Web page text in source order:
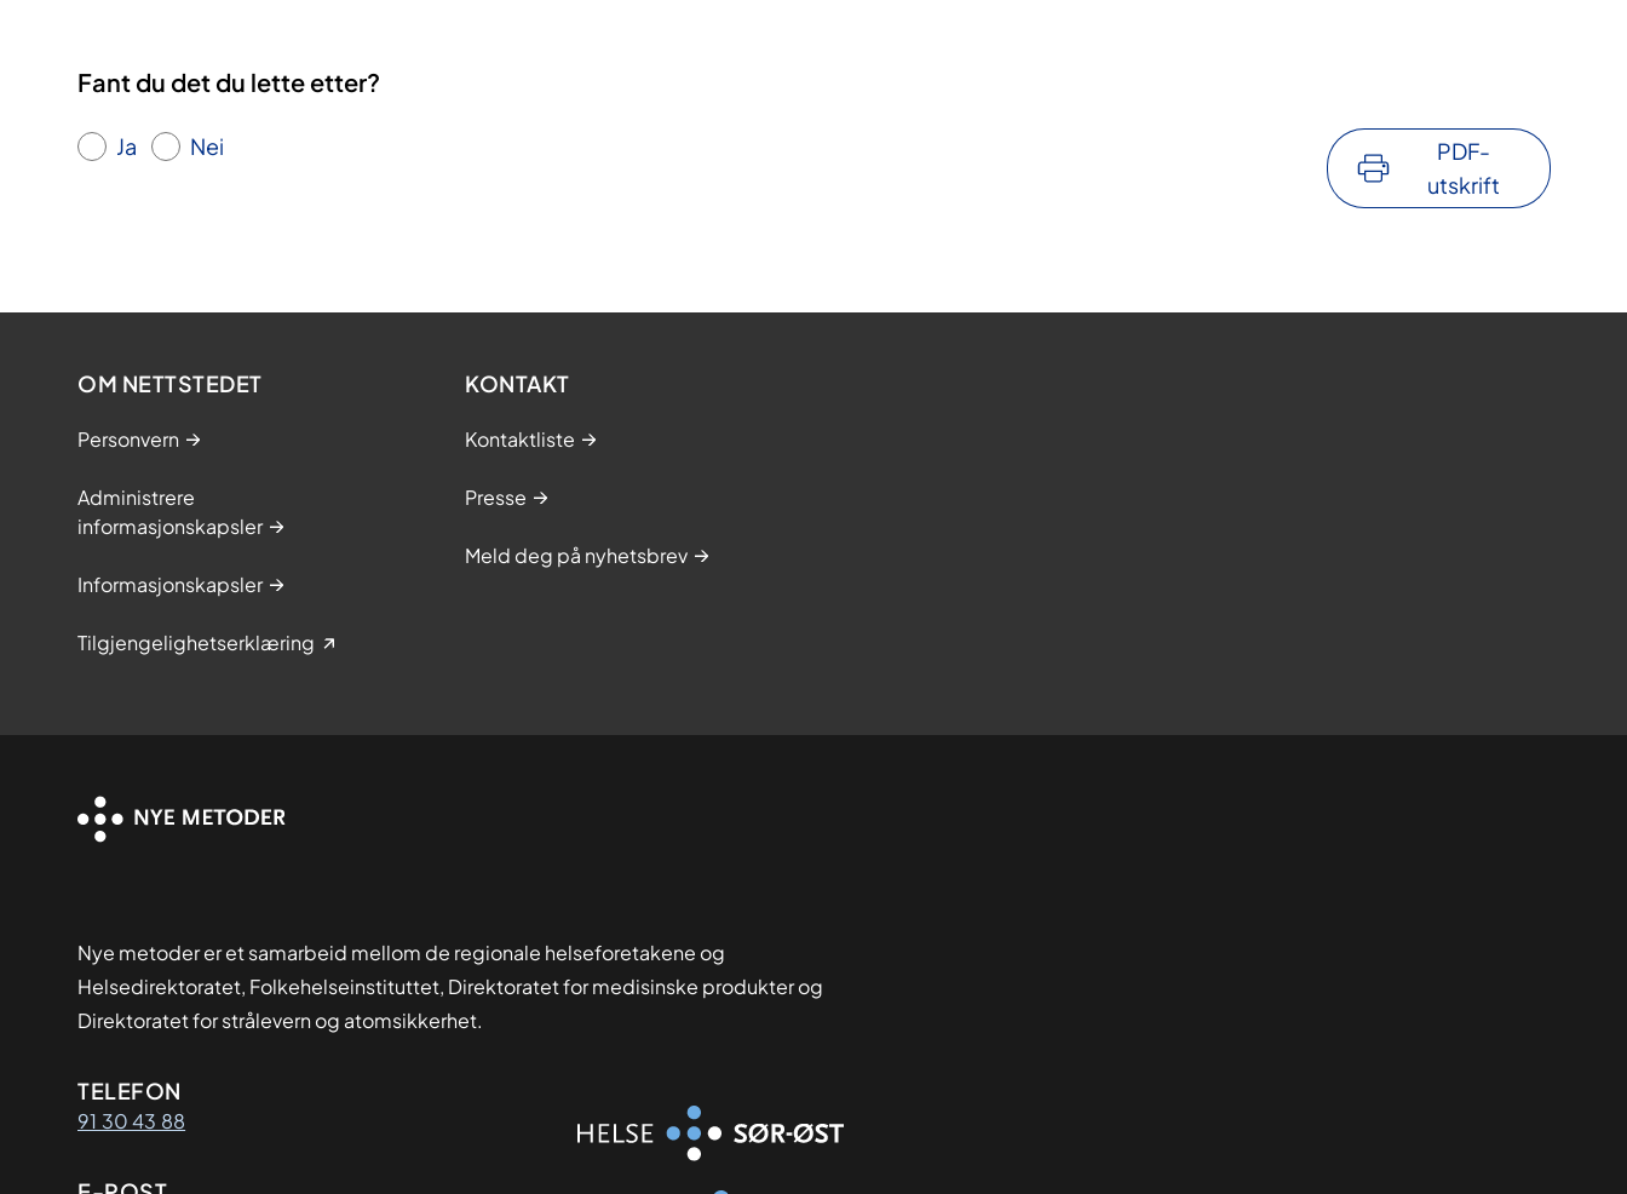
Fant du det du lette etter?
Ja Nei
PDF-
utskrift
OM NETTSTEDET
Personvern
Administrere
informasjonskapsler
Informasjonskapsler
Tilgjengelighetserklæring
KONTAKT
Kontaktliste
Presse
Meld deg på nyhetsbrev
Nye metoder er et samarbeid mellom de regionale helseforetakene og
Helsedirektoratet, Folkehelseinstituttet, Direktoratet for medisinske produkter og
Direktoratet for strålevern og atomsikkerhet.
Kontaktinformasjon
TELEFON
91 30 43 88 Organisasjon